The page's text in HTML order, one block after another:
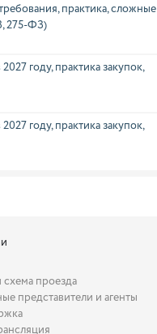
практика, сложные
275-ФЗ)
году, практика закупок,
году, практика закупок,
схема проезда
представители и агенты